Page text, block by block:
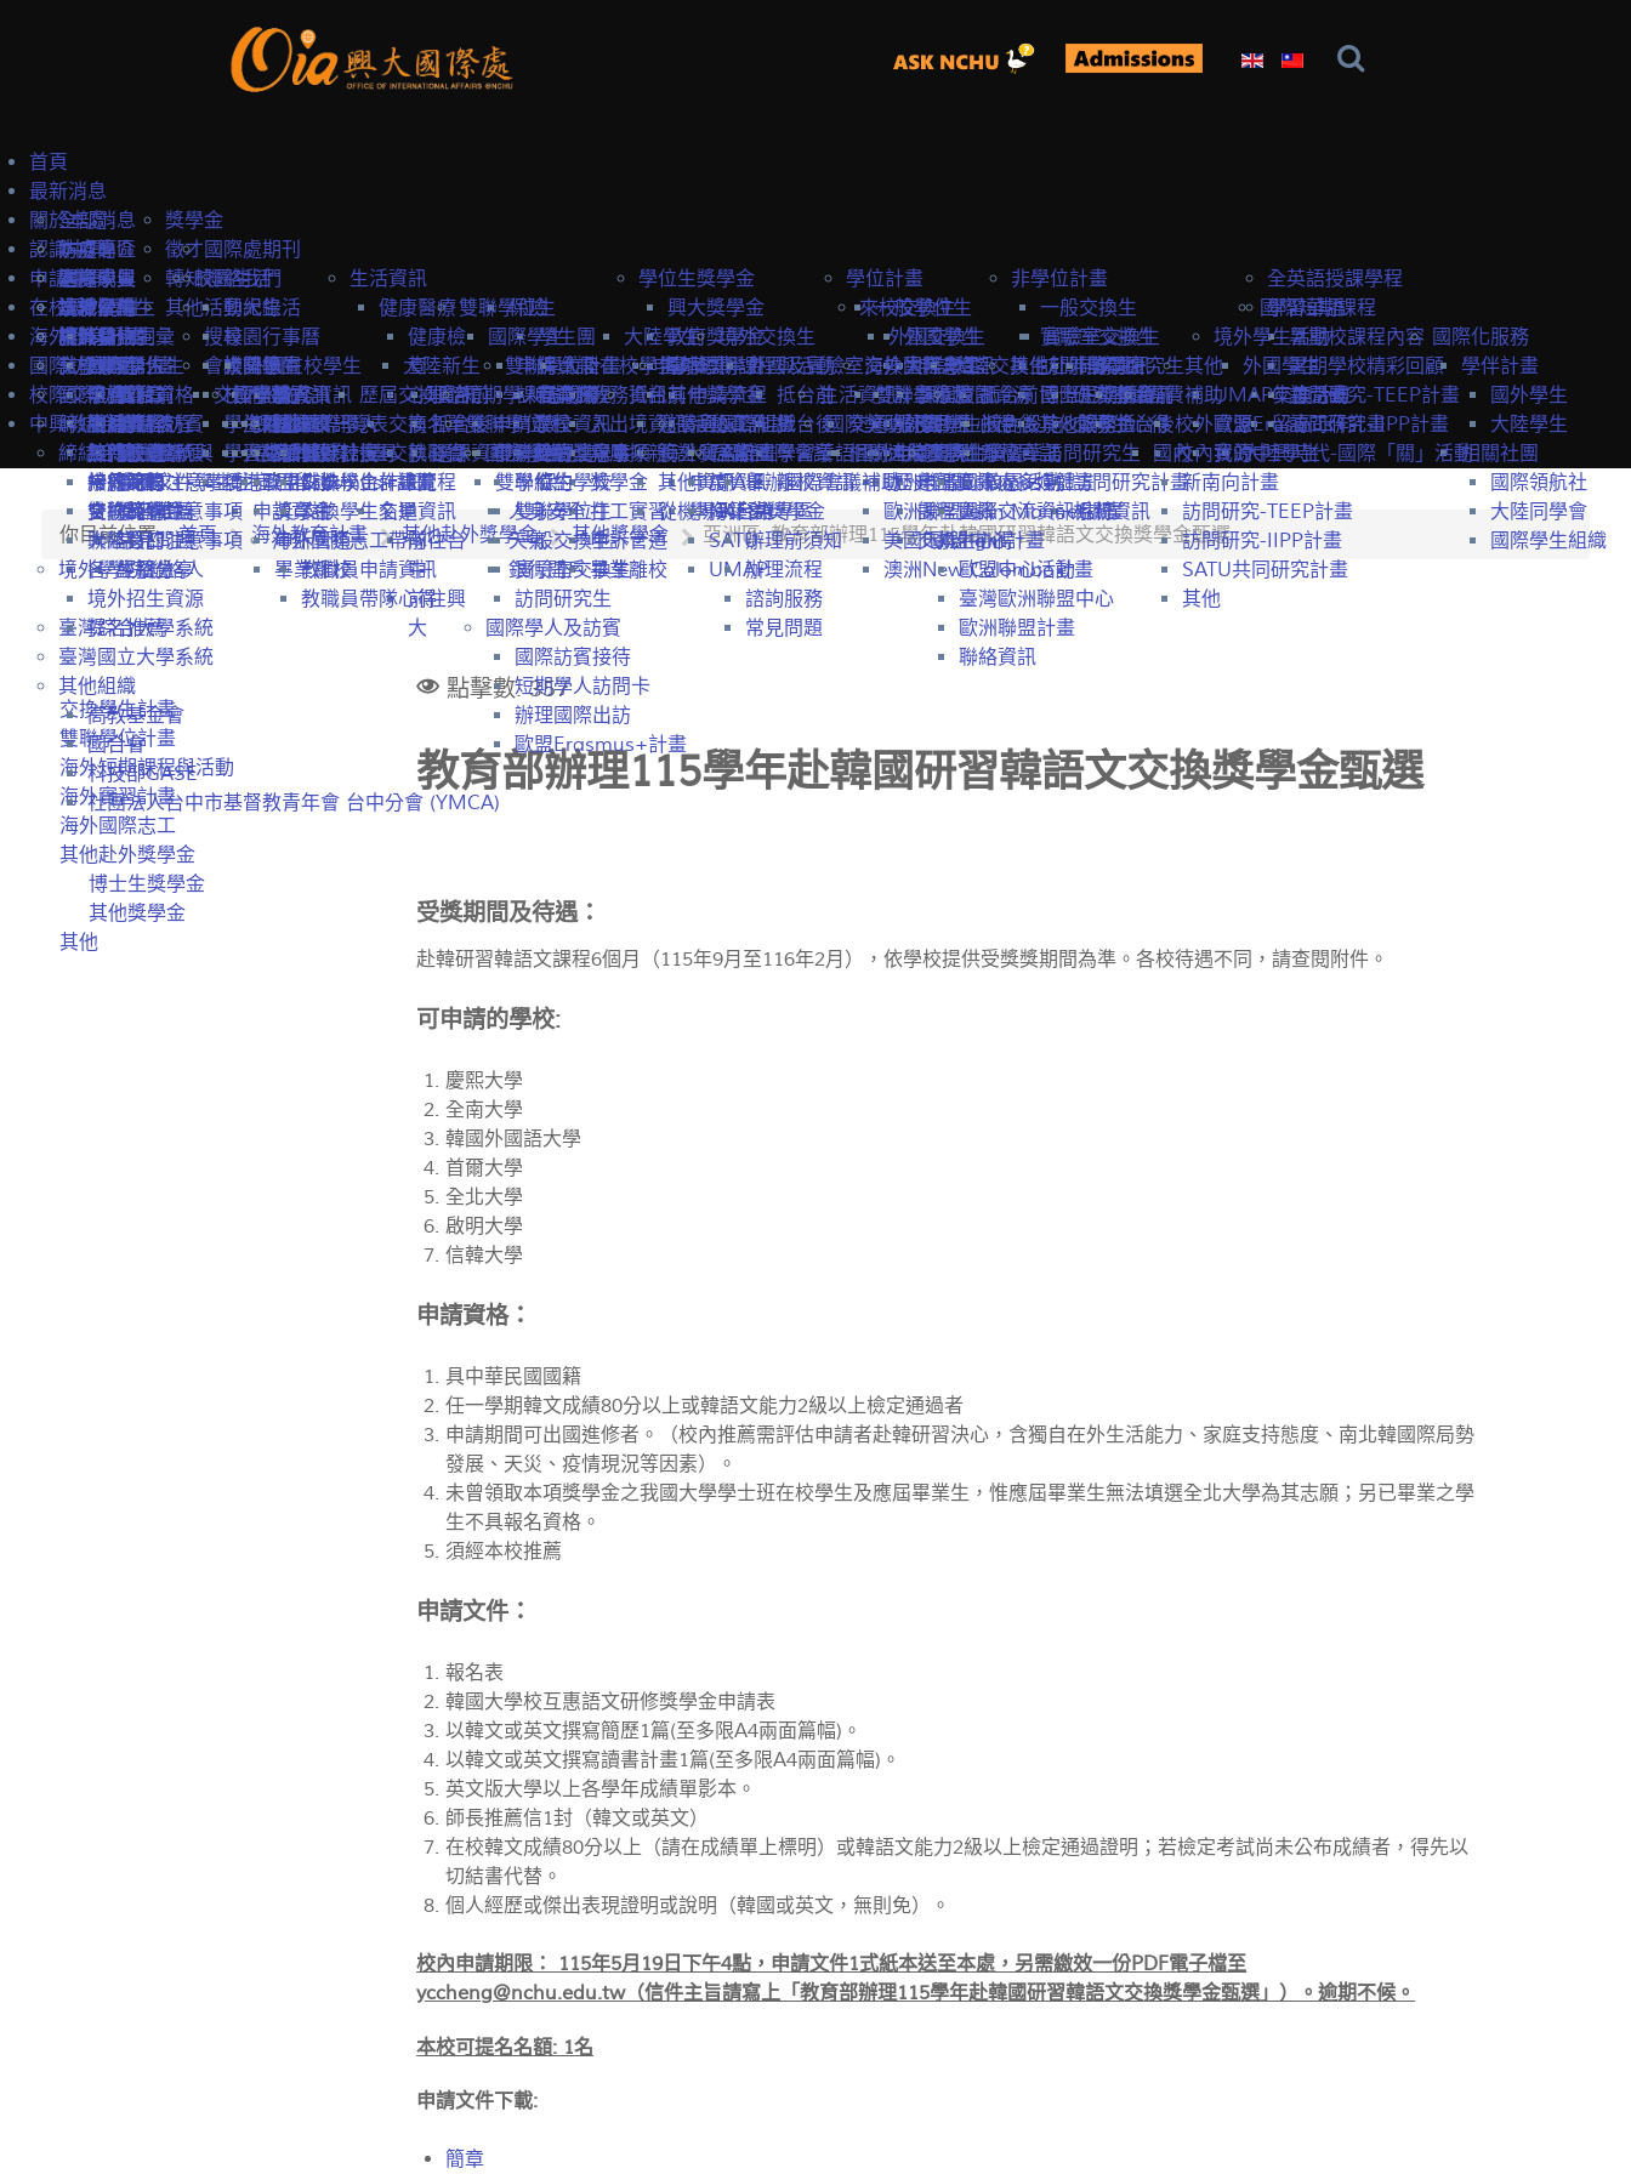
首頁
最新消息
全部消息
防疫專區
國際學生
本地學生
教職員
獎學金
徵才
轉知
其他
關於本處
本處簡介
本處成員
法規彙編
中英雙語詞彙
國際處期刊
聯絡我們
活動紀錄
搜尋
會議記錄
認識中興
選擇中興
認識台灣
認識台中
就學費用
學費
生活費
工作機會
校園生活
興大生活
校園行事曆
校園地圖
校內設施
學生活動
學習生活
學生住宿
生活資訊
健康醫療
健康檢
查
心理諮
商
就醫資
訊
保險
學生團
保
商業保
險
全民健
保
交通資訊
前往台
中
前往興
大
人身安全
天氣
銀行開戶
學位生獎學金
興大獎學金
政府獎學金
專案獎學金
其他獎學金
學位計畫
一般學位生
外國學生
大陸學生
雙聯學位生
外國學生
大陸學生
非學位計畫
一般交換生
實驗室交換生
訪問研究生
國際短期課程
全英語授課學程
學習華語
申請中興
境外學位生
身分別
國際學位生
國籍資格
申請流程
招生系所
申請文件
提名推薦
常見問題
經驗分享
大陸學生
申請資訊
課程資訊
常見問題
僑港澳生
申請資訊
雙聯學位生
國際學生
申請資訊
課程資訊
大陸學生
申請資訊
來校交換生
外國交換生
申請資訊
課程資訊
交換生心得
實驗室交換生
申請資訊
研究室資訊
交換生心得
大陸交換生
申請資訊
課程資訊
交換生心得
訪問研究生
訪問研究計畫
相關資訊
國際短期課程
暑期校課程內容
暑期學校精彩回顧
訪問研究-TEEP計畫
訪問研究-IIPP計畫
在校境外學生
境外學位生
外國新生
抵台前
抵台後
統一證號與
簽證
學習華語
外國在校學生
教務資訊
選課資訊
工作證
居留證
獎學金
申訴管道
畢業離校
大陸新生
抵台前
抵台後
選課資訊
大陸在校學生
教務資訊
入出境資訊
親屬探親
獎學金
打工實習
申訴管道
畢業離校
境外交換生
外國及實驗室交換生
抵台前
抵台後
學習華語
離校資訊
大陸交換生
抵台前
抵台後
離校資訊
訪問研究生
抵台前
抵台後
境外學生活動
外國學生
年度活動
留臺工作
大陸學生
國際化服務
學伴計畫
國外學生
大陸學生
相關社團
國際領航社
大陸同學會
國際學生組織
海外教育計畫
交換學生計畫
申請簡章
申請流程
熱門校統計
常見問題
交換獎學金
交換學校資訊
海外地區
大陸地區
歷屆交換資訊
交換名單
交換心得
雙聯學位計畫
申請流程
學校資訊
雙聯獎學金
海外短期課程與活動
申請流程
活動資訊
海外實習計畫
申請資訊
學海築夢獎學金
海外國際志工
計畫緣起
服務目標
申請資訊
歷史回顧
其他赴外獎學金
博士生獎學金
其他獎學金
其他
UMAP交換計畫
歐盟Erasmus+計畫
我的中興時代-國際「關」活動
國際訪賓與學人
國際訪賓
關於國際訪賓
接待原則
接待紀錄
國際學人
關於國際學人
交換教授計畫
歐盟Erasmus+計畫
短期學人訪問卡
申請流程
申請要點
抵台前
邀請函&工作證
簽證&居留證
其他資訊
從機場到台中
生活資訊
交通資訊
相關連結
校園資源
校內設施&服務
學習華語
校園活動
經費補助
校外資源
校內資源
校際交流合作
締結合約
締約注意事項
締約流程
合約範本
大陸簽約注意事項
各學院聯絡人
姊妹校一覽表
姊妹校搜尋
姊妹校合作總覽
雙聯學位
雙聯締約注意事項
雙聯締約學校
參與國際組織
EAIE
APAIE
NAFSA
SATU
UMAP
國際獎助計畫
國外
歐洲聯盟Erasmus+計畫
歐洲聯盟Jean Monnet計畫
美國Fulbright計畫
澳洲New Colombo計畫
國內
新南向計畫
訪問研究-TEEP計畫
訪問研究-IIPP計畫
SATU共同研究計畫
其他
臺灣綜合大學系統
臺灣國立大學系統
其他組織
高教基金會
國合會
科技部GASE
社團法人台中市基督教青年會 台中分會 (YMCA)
中興教職員
締結合約
一般締約注意事項
雙聯締約注意事項
聯絡窗口
境外學生招生
境外招生資源
提名推薦
海外教育計畫
交換學生計畫流程
交換學生名單
海外國際志工帶隊
教職員申請資訊
教職員帶隊心得
國際學生
學位生
雙聯學位生
一般交換生
實驗室交換生
訪問研究生
國際學人及訪賓
國際訪賓接待
短期學人訪問卡
辦理國際出訪
歐盟Erasmus+計畫
主辦國際會議
舉辦國際會議補助
入台證專區
辦理前須知
辦理流程
諮詢服務
常見問題
國際化資源
國際處多媒體
國際交流資訊系統
歐盟中心
歐盟中心活動
臺灣歐洲聯盟中心
歐洲聯盟計畫
聯絡資訊
你目前位置: 首頁 海外教育計畫 其他赴外獎學金 其他獎學金 亞洲區_教育部辦理115學年赴韓國研習韓語文交換獎學金甄選
交換學生計畫
雙聯學位計畫
海外短期課程與活動
海外實習計畫
海外國際志工
其他赴外獎學金
博士生獎學金
其他獎學金
其他
點擊數: 357
教育部辦理115學年赴韓國研習韓語文交換獎學金甄選
受獎期間及待遇：
赴韓研習韓語文課程6個月（115年9月至116年2月），依學校提供受獎獎期間為準。各校待遇不同，請查閱附件。
可申請的學校:
慶熙大學
全南大學
韓國外國語大學
首爾大學
全北大學
啟明大學
信韓大學
申請資格：
具中華民國國籍
任一學期韓文成績80分以上或韓語文能力2級以上檢定通過者
申請期間可出國進修者。（校內推薦需評估申請者赴韓研習決心，含獨自在外生活能力、家庭支持態度、南北韓國際局勢
發展、天災、疫情現況等因素）。
未曾領取本項獎學金之我國大學學士班在校學生及應屆畢業生，惟應屆畢業生無法填選全北大學為其志願；另已畢業之學
生不具報名資格。
須經本校推薦
申請文件：
報名表
韓國大學校互惠語文研修獎學金申請表
以韓文或英文撰寫簡歷1篇(至多限A4兩面篇幅)。
以韓文或英文撰寫讀書計畫1篇(至多限A4兩面篇幅)。
英文版大學以上各學年成績單影本。
師長推薦信1封（韓文或英文）
在校韓文成績80分以上（請在成績單上標明）或韓語文能力2級以上檢定通過證明；若檢定考試尚未公布成績者，得先以
切結書代替。
個人經歷或傑出表現證明或說明（韓國或英文，無則免）。
校內申請期限： 115年5月19日下午4點，申請文件1式紙本送至本處，另需繳效一份PDF電子檔至
yccheng@nchu.edu.tw（信件主旨請寫上「教育部辦理115學年赴韓國研習韓語文交換獎學金甄選」）。逾期不候。
本校可提名名額: 1名
申請文件下載:
簡章